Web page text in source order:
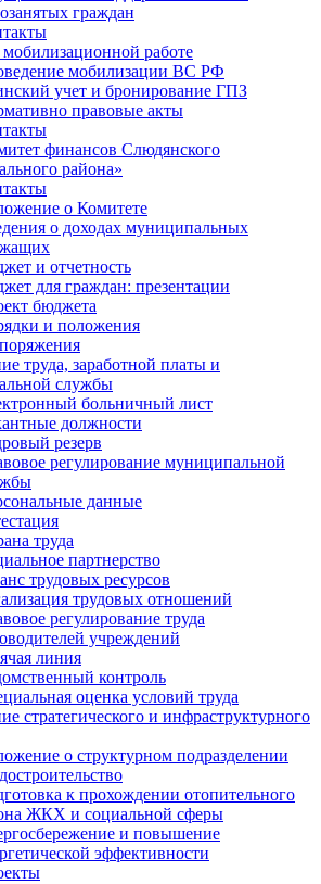
граждан
работе
мобилизации ВС РФ
учет и бронирование ГПЗ
правовые акты
финансов Слюдянского
района»
о Комитете
о доходах муниципальных
и отчетность
для граждан: презентации
бюджета
и положения
труда, заработной платы и
службы
больничный лист
должности
резерв
регулирование муниципальной
данные
труда
партнерство
трудовых ресурсов
трудовых отношений
регулирование труда
учреждений
линия
контроль
оценка условий труда
стратегического и инфраструктурного
о структурном подразделении
к прохождении отопительного
ЖКХ и социальной сферы
и повышение
эффективности